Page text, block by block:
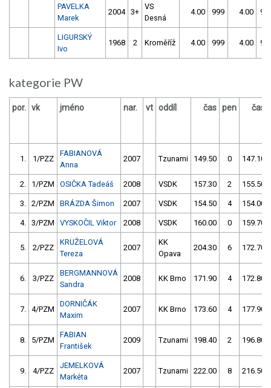
PAVELKA
Marek
2004 3+
VS
Desná
4.00 999 4.00
LIGURSKÝ
Ivo
1968 2 Kroměříž 4.00 999 4.00
kategorie PW
por. vk jméno nar. vt oddíl čas pen čas
1. 1/PZZ
FABIANOVÁ
Anna
2007 Tzunami 149.50 0 147.10
2. 1/PZM OSIČKA Tadeáš 2008 VSDK 157.30 2 155.50
3. 2/PZM BRÁZDA Šimon 2007 VSDK 154.50 4 154.00
4. 3/PZM VYSKOČIL Viktor 2008 VSDK 160.00 0 159.70
5. 2/PZZ
KRUŽELOVÁ
Tereza
2007
KK
Opava
204.30 6 172.70
6. 3/PZZ
BERGMANNOVÁ
Sandra
2008 KK Brno 171.90 4 172.80
7. 4/PZM
DORNIČÁK
Maxim
2007 KK Brno 173.60 4 177.90
8. 5/PZM
FABIAN
František
2009 Tzunami 198.40 2 196.80
9. 4/PZZ
JEMELKOVÁ
Markéta
2007 Tzunami 222.00 8 216.50